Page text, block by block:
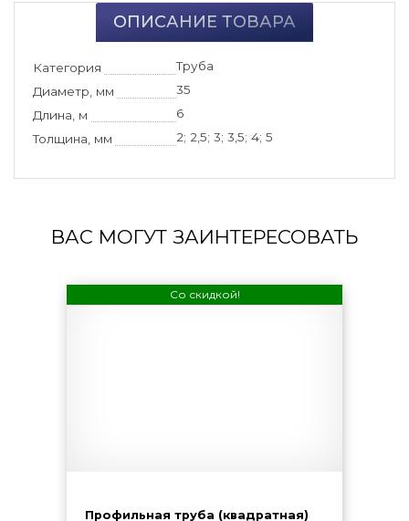
ОПИСАНИЕ ТОВАРА
Категория
Труба
Диаметр, мм
35
Длина, м
6
Толщина, мм
2; 2,5; 3; 3,5; 4; 5
ВАС МОГУТ ЗАИНТЕРЕСОВАТЬ
Со скидкой!
Профильная труба (квадратная)